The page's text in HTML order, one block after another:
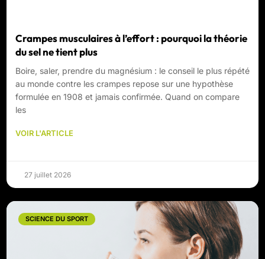
Crampes musculaires à l’effort : pourquoi la théorie
du sel ne tient plus
Boire, saler, prendre du magnésium : le conseil le plus répété
au monde contre les crampes repose sur une hypothèse
formulée en 1908 et jamais confirmée. Quand on compare
les
VOIR L'ARTICLE
27 juillet 2026
SCIENCE DU SPORT